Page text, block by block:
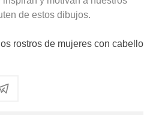
de estos dibujos.
rostros de mujeres con cabello